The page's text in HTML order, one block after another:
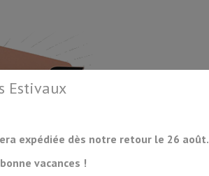
Estivaux
expédiée dès notre retour le 26 août.
vacances !